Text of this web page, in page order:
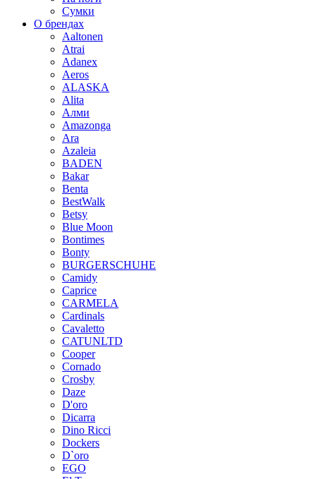
Сумки
О брендах
Aaltonen
Atrai
Adanex
Aeros
ALASKA
Alita
Алми
Amazonga
Ara
Azaleia
BADEN
Bakar
Benta
BestWalk
Betsy
Blue Moon
Bontimes
Bonty
BURGERSCHUHE
Camidy
Caprice
CARMELA
Cardinals
Cavaletto
CATUNLTD
Cooper
Cornado
Crosby
Daze
D'oro
Dicarra
Dino Ricci
Dockers
D`oro
EGO